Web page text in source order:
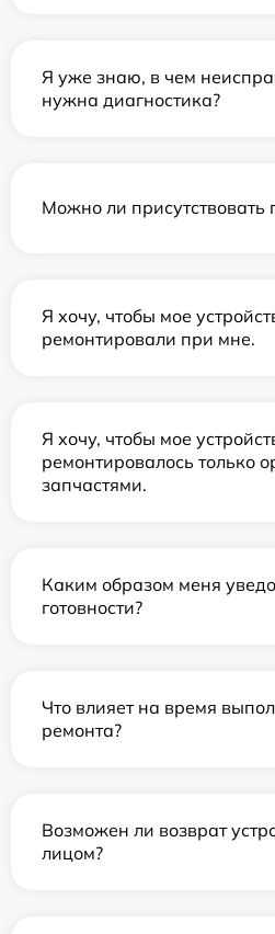
Я уже знаю, в чем
нужна диагностика?
Можно ли присутствовать
Я хочу, чтобы мое
ремонтировали при мне.
Я хочу, чтобы мое
ремонтировалось только
запчастями.
Каким образом меня
готовности?
Что влияет на время
ремонта?
Возможен ли возврат
лицом?